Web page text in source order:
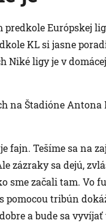
Európskej
KL si jasne
Niké ligy je v
na Štadióne
fajn. Tešíme sa na
zázraky sa dejú,
sme začali tam. Vo
tribún
a bude sa vyvíjať